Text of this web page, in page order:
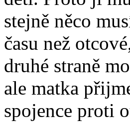
stejně něco
času než
druhé straně
ale matka
spojence proti